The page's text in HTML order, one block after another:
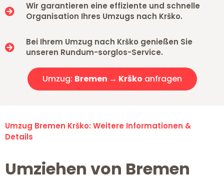
Wir garantieren eine effiziente und schnelle
Organisation Ihres Umzugs nach Krško.
Bei Ihrem Umzug nach Krško genießen Sie
unseren Rundum-sorglos-Service.
Umzug: Bremen → Krško anfragen
Umzug Bremen Krško: Weitere Informationen &
Details
Umziehen von Bremen